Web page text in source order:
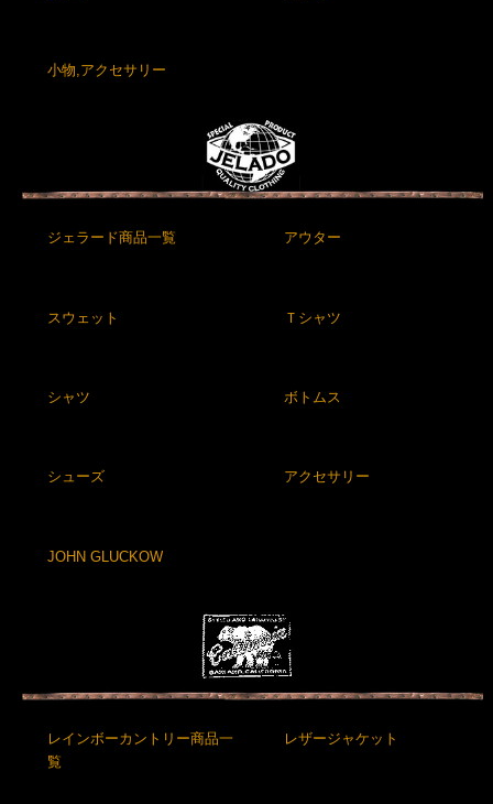
小物,アクセサリー
ジェラード商品一覧 アウター
スウェット Ｔシャツ
シャツ ボトムス
シューズ アクセサリー
JOHN GLUCKOW
レインボーカントリー商品一
覧
レザージャケット